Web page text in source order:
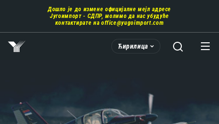
главни
део
садржаја
Дошло је до измене официјалне мејл адресе
Југоимпорт - СДПР, молимо да нас убудуће
контактирате на office@yugoimport.com
Ћирилица